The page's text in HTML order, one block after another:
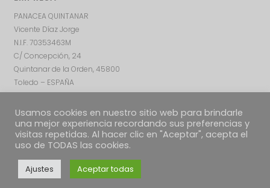
PANACEA QUINTANAR
Vicente Díaz Jorge
N.I.F. 70353463M
C/ Concepción, 24
Quintanar de la Orden, 45800
Toledo – ESPAÑA
Usamos cookies en nuestro sitio web para brindarle
una mejor experiencia recordando sus preferencias y
visitas repetidas. Al hacer clic en "Aceptar", acepta el
uso de TODAS las cookies.
Ajustes Aceptar todas